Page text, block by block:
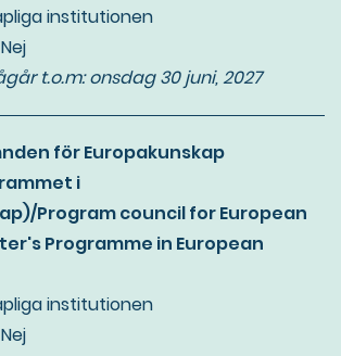
institutionen
t.o.m:onsdag 30 juni, 2027
för Europakunskap
i
Program council for European
Programme in European
institutionen